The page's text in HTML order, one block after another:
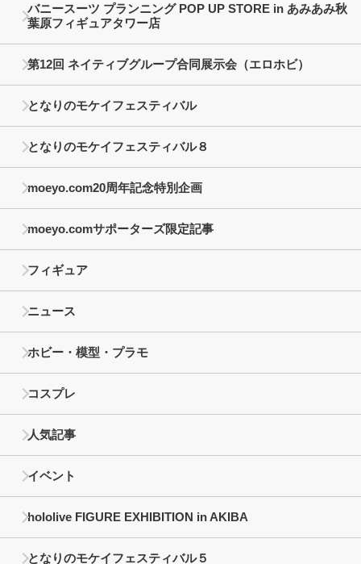
バニースーツ プランニング POP UP STORE in あみあみ秋
葉原フィギュアタワー店
第12回 ネイティブグループ合同展示会（エロホビ）
となりのモケイフェスティバル
となりのモケイフェスティバル８
moeyo.com20周年記念特別企画
moeyo.comサポーターズ限定記事
フィギュア
ニュース
ホビー・模型・プラモ
コスプレ
人気記事
イベント
hololive FIGURE EXHIBITION in AKIBA
となりのモケイフェスティバル５